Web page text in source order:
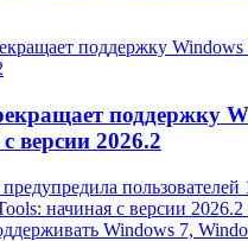
поддержку
версии 2026.2
пользователей
начиная с версии 2026.2
Windows 7,